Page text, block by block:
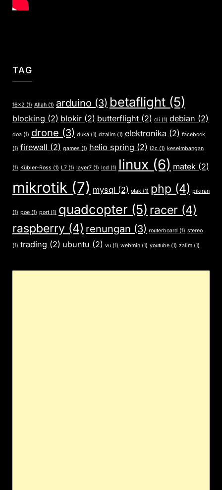
TAG
16x2 (1) Allah (1) arduino (3) betaflight (5)
blocking (2) blokir (2) butterflight (2) cli (1) debian (2)
doa (1) drone (3) duka (1) dzalim (1) elektronika (2) facebook
(1) firewall (2) games (1) helio spring (2) i2c (1) keseimbangan
(1) Kübler-Ross (1) L7 (1) layer7 (1) lcd (1) linux (6) matek (2)
mikrotik (7) mysql (2) otak (1) php (4) pikiran
(1) poe (1) port(1) quadcopter (5) racer (4)
raspberry (4) renungan (3) routerboard (1) stereo
(1) trading (2) ubuntu (2) vu (1) webmin (1) youtube (1) zalim (1)